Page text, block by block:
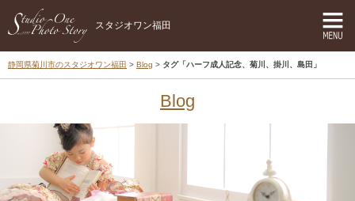
スタジオワン福田
静岡県菊川市のスタジオワン福田 Blog タグ「ハーフ成人記念、菊川、掛川、島田」
Blog